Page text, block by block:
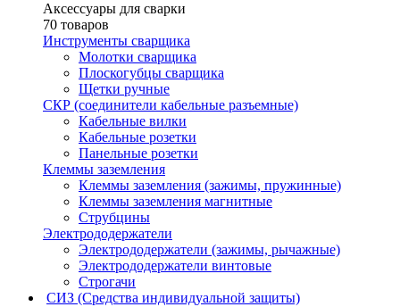
Аксессуары для сварки
70 товаров
Инструменты сварщика
Молотки сварщика
Плоскогубцы сварщика
Щетки ручные
СКР (соединители кабельные разъемные)
Кабельные вилки
Кабельные розетки
Панельные розетки
Клеммы заземления
Клеммы заземления (зажимы, пружинные)
Клеммы заземления магнитные
Струбцины
Электрододержатели
Электрододержатели (зажимы, рычажные)
Электрододержатели винтовые
Строгачи
СИЗ (Средства индивидуальной защиты)